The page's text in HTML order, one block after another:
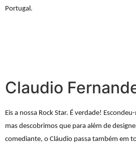
Portugal.
Claudio
Eis a nossa Rock Star. É verdade!
mas descobrimos que para além de
comediante, o Cláudio passa também em